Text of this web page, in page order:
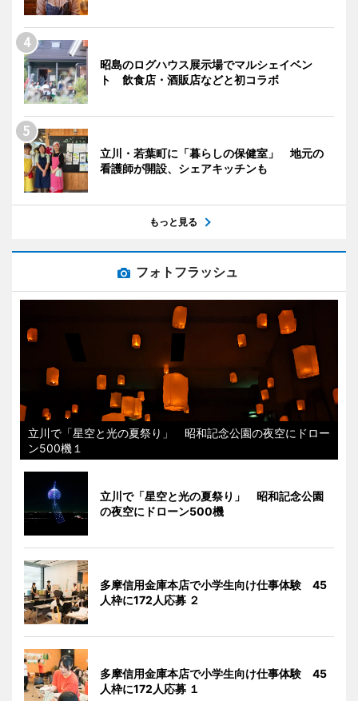
昭島のログハウス展示場でマルシェイベン
ト 飲食店・酒販店などと初コラボ
立川・若葉町に「暮らしの保健室」 地元の
看護師が開設、シェアキッチンも
もっと見る
フォトフラッシュ
立川で「星空と光の夏祭り」 昭和記念公園の夜空にドロー
ン500機１
立川で「星空と光の夏祭り」 昭和記念公園
の夜空にドローン500機
多摩信用金庫本店で小学生向け仕事体験 45
人枠に172人応募 ２
多摩信用金庫本店で小学生向け仕事体験 45
人枠に172人応募 １